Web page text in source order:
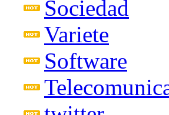
Sociedad
Variete
Software